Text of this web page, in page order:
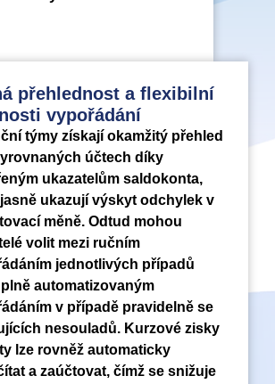
přehlednost a flexibilní
vypořádání
týmy získají okamžitý přehled
účtech díky
ukazatelům saldokonta,
jasně ukazují výskyt odchylek v
měně. Odtud mohou
volit mezi ručním
jednotlivých případů
automatizovaným
v případě pravidelně se
nesouladů. Kurzové zisky
lze rovněž automaticky
a zaúčtovat, čímž se snižuje